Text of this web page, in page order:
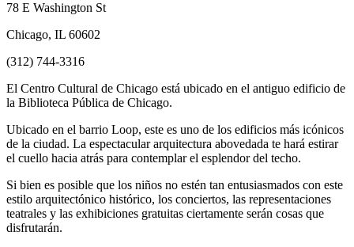
78 E Washington St
Chicago, IL 60602
(312) 744-3316
El Centro Cultural de Chicago está ubicado en el antiguo edificio de
la Biblioteca Pública de Chicago.
Ubicado en el barrio Loop, este es uno de los edificios más icónicos
de la ciudad. La espectacular arquitectura abovedada te hará estirar
el cuello hacia atrás para contemplar el esplendor del techo.
Si bien es posible que los niños no estén tan entusiasmados con este
estilo arquitectónico histórico, los conciertos, las representaciones
teatrales y las exhibiciones gratuitas ciertamente serán cosas que
disfrutarán.